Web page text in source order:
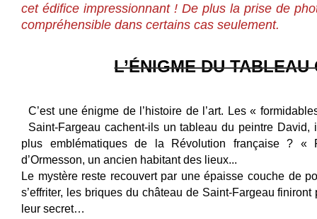
cet édifice impressionnant ! De plus la prise de
compréhensible dans certains cas seulement.
L’ÉNIGME DU TABLEAU
C’est une énigme de l’histoire de l’art. Les «
Saint-Fargeau cachent-ils un tableau du peintre David,
plus emblématiques de la Révolution française ? «
d’Ormesson, un ancien habitant des lieux...
Le mystère reste recouvert par une épaisse couche de
s’effriter, les briques du château de Saint-Fargeau
leur secret…